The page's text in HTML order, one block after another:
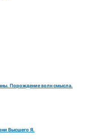
Порождение волн смысла.
Высшего Я.